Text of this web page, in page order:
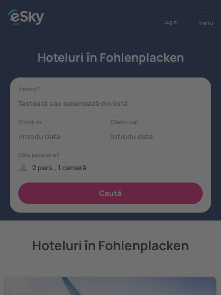
Meniu
Log in
Hoteluri în Fohlenplacken
Hoteluri în Fohlenplacken